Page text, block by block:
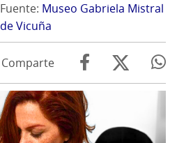
Fuente: Museo Gabriela Mistral
de Vicuña
Comparte